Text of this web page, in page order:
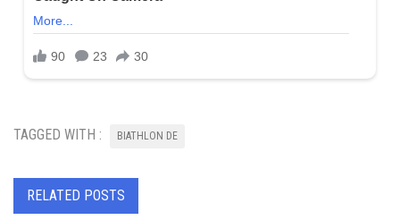
TAGGED WITH : BIATHLON DE
RELATED POSTS